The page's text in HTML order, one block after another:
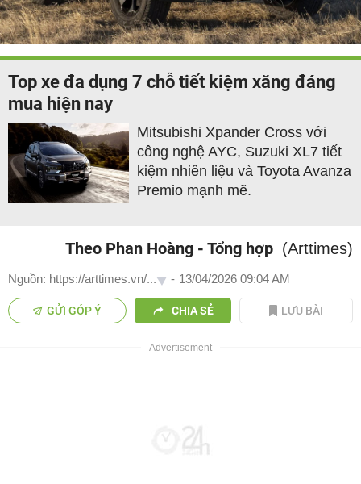
Top xe đa dụng 7 chỗ tiết kiệm xăng đáng
mua hiện nay
Mitsubishi Xpander Cross với
công nghệ AYC, Suzuki XL7 tiết
kiệm nhiên liệu và Toyota Avanza
Premio mạnh mẽ.
Theo Phan Hoàng - Tổng hợp (Arttimes)
Nguồn: https://arttimes.vn/... - 13/04/2026 09:04 AM
GỬI GÓP Ý CHIA SẺ LƯU BÀI